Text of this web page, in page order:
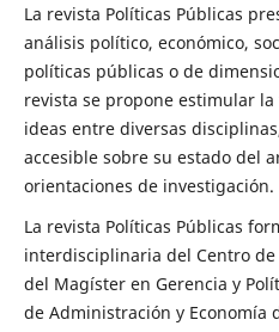
La revista Políticas Públicas
análisis político, económico,
políticas públicas o de
revista se propone estimular
ideas entre diversas
accesible sobre su estado del
orientaciones de investigación.
La revista Políticas Públicas
interdisciplinaria del Centro
del Magíster en Gerencia y
de Administración y Economía